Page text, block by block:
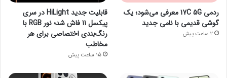
ردمی 17C 5G معرفی می‌شود؛ یک
گوشی قدیمی با نامی جدید
2 ساعت پیش
قابلیت جدید HiLight در سری
پیکسل 11 فاش شد؛ نور RGB با
رنگ‌بندی اختصاصی برای هر
مخاطب
15 ساعت پیش